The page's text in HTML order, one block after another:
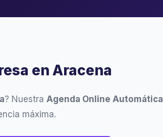
en Aracena
? Nuestra Agenda Online Automática
máxima.